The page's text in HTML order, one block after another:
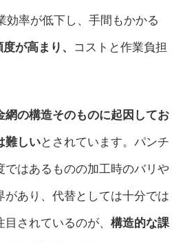
効率が低下し、手間もかかる
が高まり、 コストと作業負担
網の構造そのものに起因してお
難しいとされています。パンチ
ではあるものの加工時のバリや
があり、代替としては十分では
されているのが、 構造的な課